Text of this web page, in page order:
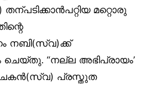
മറ്റൊരു
നബി(സ്വ)ക്ക്
“നല്ല അഭിപ്രായം’
പ്രസ്തുത